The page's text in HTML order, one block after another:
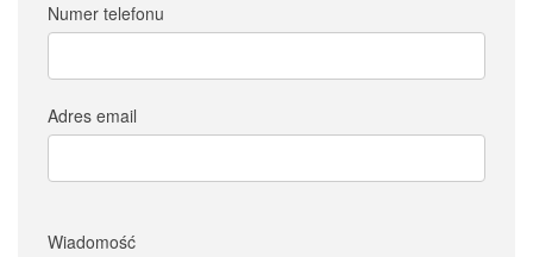
Numer telefonu
Adres email
Wiadomość